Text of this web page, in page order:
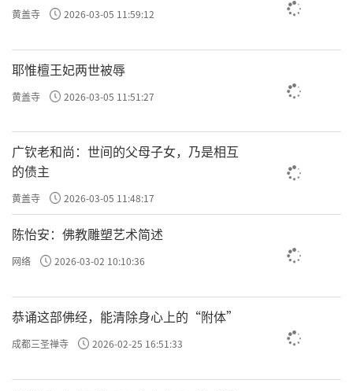
黄盖寺 2026-03-05 11:59:12
耶惟檀王妃两世被辱
黄盖寺 2026-03-05 11:51:27
广钦老和尚：世间的父母子女，乃是相互
的债主
黄盖寺 2026-03-05 11:48:17
陈怡安：佛教雕塑艺术简述
网络 2026-03-02 10:10:36
恭诵这部佛经，能清除身心上的“附体”
成都三圣禅寺 2026-02-25 16:51:33